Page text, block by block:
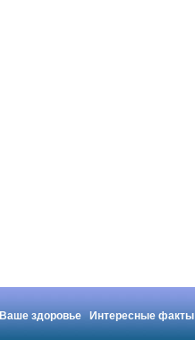
Ваше здоровье Интересные факты